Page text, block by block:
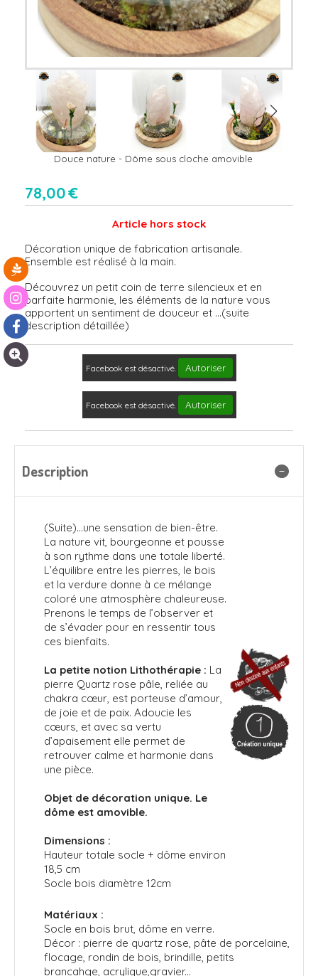
Douce nature - Dôme sous cloche amovible
78,00€
Article hors stock
Décoration unique de fabrication artisanale.
Ensemble est réalisé à la main.
Découvrez un petit coin de terre silencieux et en
parfaite harmonie, les éléments de la nature vous
apportent un sentiment de douceur et ...(suite
description détaillée)
Facebook est désactivé. Autoriser
Facebook est désactivé. Autoriser
Description
(Suite)...une sensation de bien-être.
La nature vit, bourgeonne et pousse
à son rythme dans une totale liberté.
L’équilibre entre les pierres, le bois
et la verdure donne à ce mélange
coloré une atmosphère chaleureuse.
Prenons le temps de l’observer et
de s’évader pour en ressentir tous
ces bienfaits.
La petite notion Lithothérapie : La
pierre Quartz rose pâle, reliée au
chakra cœur, est porteuse d’amour,
de joie et de paix. Adoucie les
cœurs, et avec sa vertu
d’apaisement elle permet de
retrouver calme et harmonie dans
une pièce.
Objet de décoration unique. Le
dôme est amovible.
Dimensions :
Hauteur totale socle + dôme environ
18,5 cm
Socle bois diamètre 12cm
Matériaux :
Socle en bois brut, dôme en verre.
Décor : pierre de quartz rose, pâte de porcelaine,
flocage, rondin de bois, brindille, petits
brancahge, acrylique,gravier...